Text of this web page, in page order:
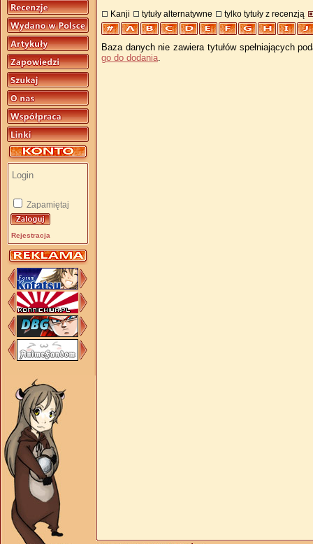
Zapamiętaj
Rejestracja
Kanji tytuły alternatywne tylko tytuły z recenzją
Baza danych nie zawiera tytułów spełniających
go do dodania.